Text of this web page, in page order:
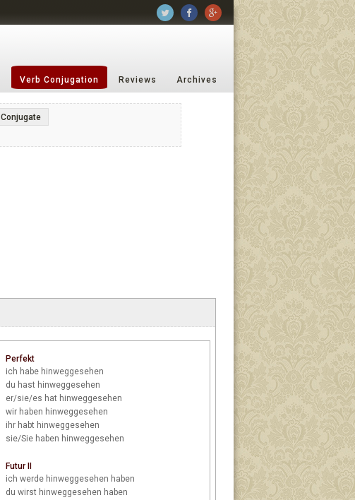
Verb Conjugation Reviews Archives
Conjugate
Perfekt
ich habe hinweggesehen
du hast hinweggesehen
er/sie/es hat hinweggesehen
wirhaben hinweggesehen
ihrhabt hinweggesehen
sie/Siehaben hinweggesehen
Futur II
ich werde hinweggesehen haben
du wirst hinweggesehen haben